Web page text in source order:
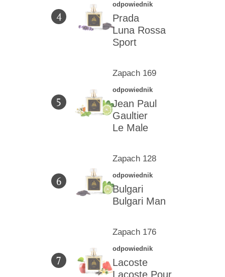
4
odpowiednik
Prada
Luna Rossa
Sport
5
Zapach 169
odpowiednik
Jean Paul
Gaultier
Le Male
6
Zapach 128
odpowiednik
Bulgari
Bulgari Man
7
Zapach 176
odpowiednik
Lacoste
Lacoste Pour